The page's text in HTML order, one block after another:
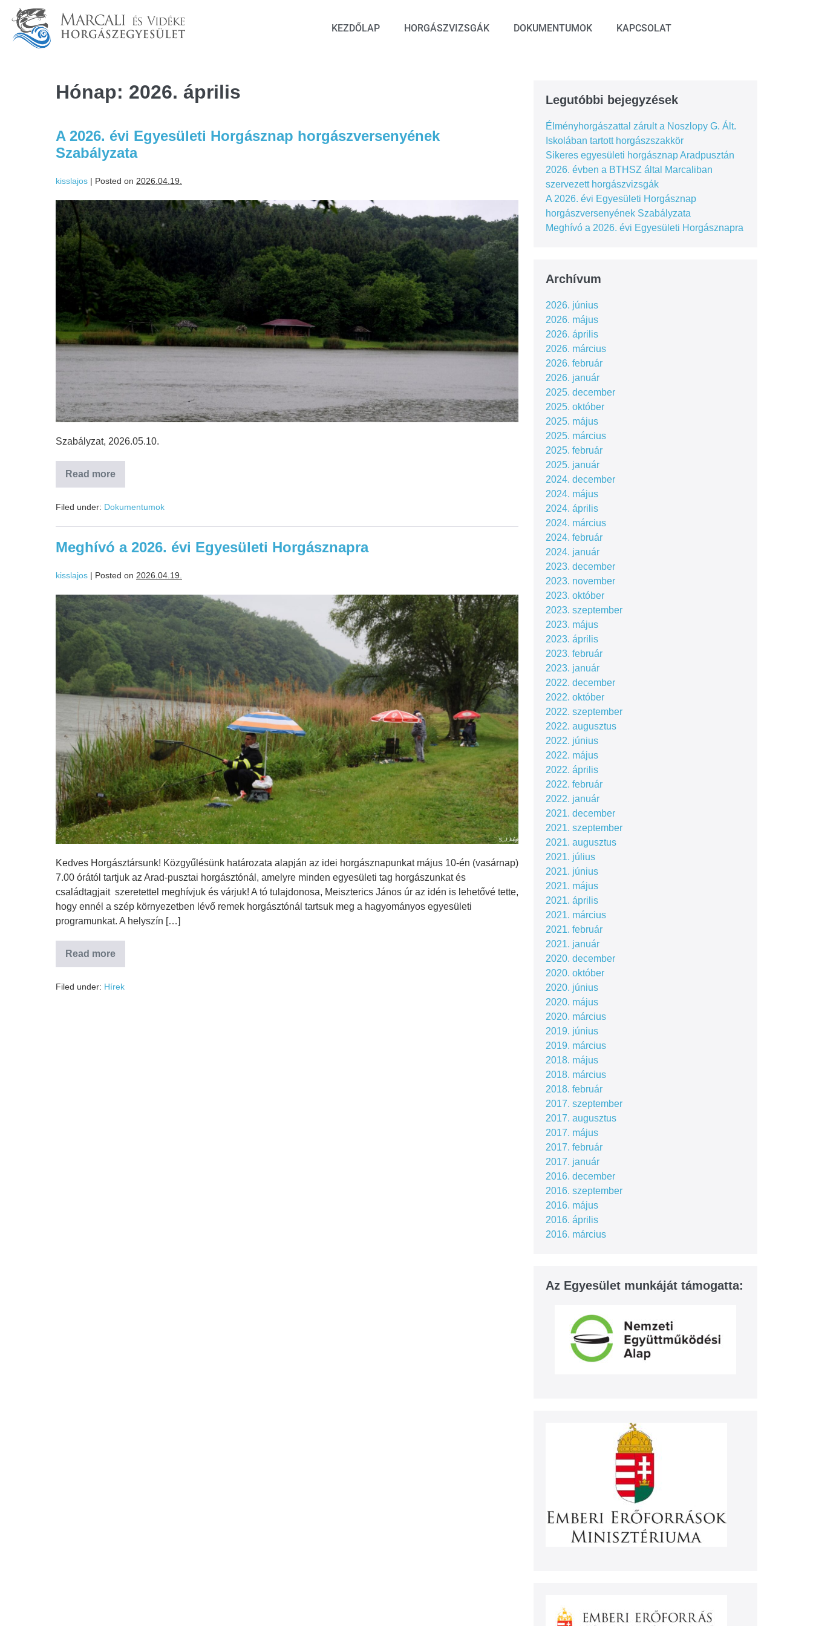
KEZDŐLAP HORGÁSZVIZSGÁK DOKUMENTUMOK KAPCSOLAT
Hónap: 2026. április
A 2026. évi Egyesületi Horgásznap horgászversenyének
Szabályzata
kisslajos | Posted on 2026.04.19.
Szabályzat, 2026.05.10.
Read more
Filed under: Dokumentumok
Meghívó a 2026. évi Egyesületi Horgásznapra
kisslajos | Posted on 2026.04.19.
Kedves Horgásztársunk! Közgyűlésünk határozata alapján az idei horgásznapunkat május 10-én (vasárnap)
7.00 órától tartjuk az Arad-pusztai horgásztónál, amelyre minden egyesületi tag horgászunkat és
családtagjait szeretettel meghívjuk és várjuk! A tó tulajdonosa, Meiszterics János úr az idén is lehetővé tette,
hogy ennél a szép környezetben lévő remek horgásztónál tartsuk meg a hagyományos egyesületi
programunkat. A helyszín […]
Read more
Filed under: Hírek
Legutóbbi bejegyzések
Élményhorgászattal zárult a Noszlopy G. Ált.
Iskolában tartott horgászszakkör
Sikeres egyesületi horgásznap Aradpusztán
2026. évben a BTHSZ által Marcaliban
szervezett horgászvizsgák
A 2026. évi Egyesületi Horgásznap
horgászversenyének Szabályzata
Meghívó a 2026. évi Egyesületi Horgásznapra
Archívum
2026. június
2026. május
2026. április
2026. március
2026. február
2026. január
2025. december
2025. október
2025. május
2025. március
2025. február
2025. január
2024. december
2024. május
2024. április
2024. március
2024. február
2024. január
2023. december
2023. november
2023. október
2023. szeptember
2023. május
2023. április
2023. február
2023. január
2022. december
2022. október
2022. szeptember
2022. augusztus
2022. június
2022. május
2022. április
2022. február
2022. január
2021. december
2021. szeptember
2021. augusztus
2021. július
2021. június
2021. május
2021. április
2021. március
2021. február
2021. január
2020. december
2020. október
2020. június
2020. május
2020. március
2019. június
2019. március
2018. május
2018. március
2018. február
2017. szeptember
2017. augusztus
2017. május
2017. február
2017. január
2016. december
2016. szeptember
2016. május
2016. április
2016. március
Az Egyesület munkáját támogatta: